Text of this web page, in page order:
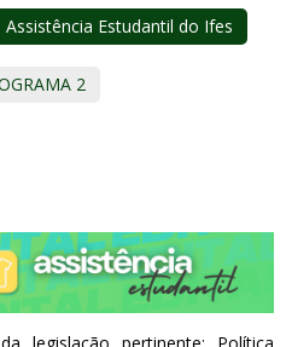
Estudantil do Ifes
2